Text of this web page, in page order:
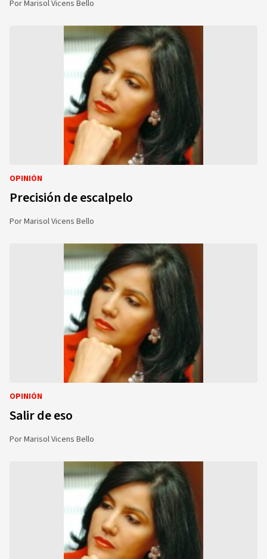
PorMarisol Vicens Bello
OPINIÓN
Precisión de escalpelo
PorMarisol Vicens Bello
OPINIÓN
Salir de eso
PorMarisol Vicens Bello